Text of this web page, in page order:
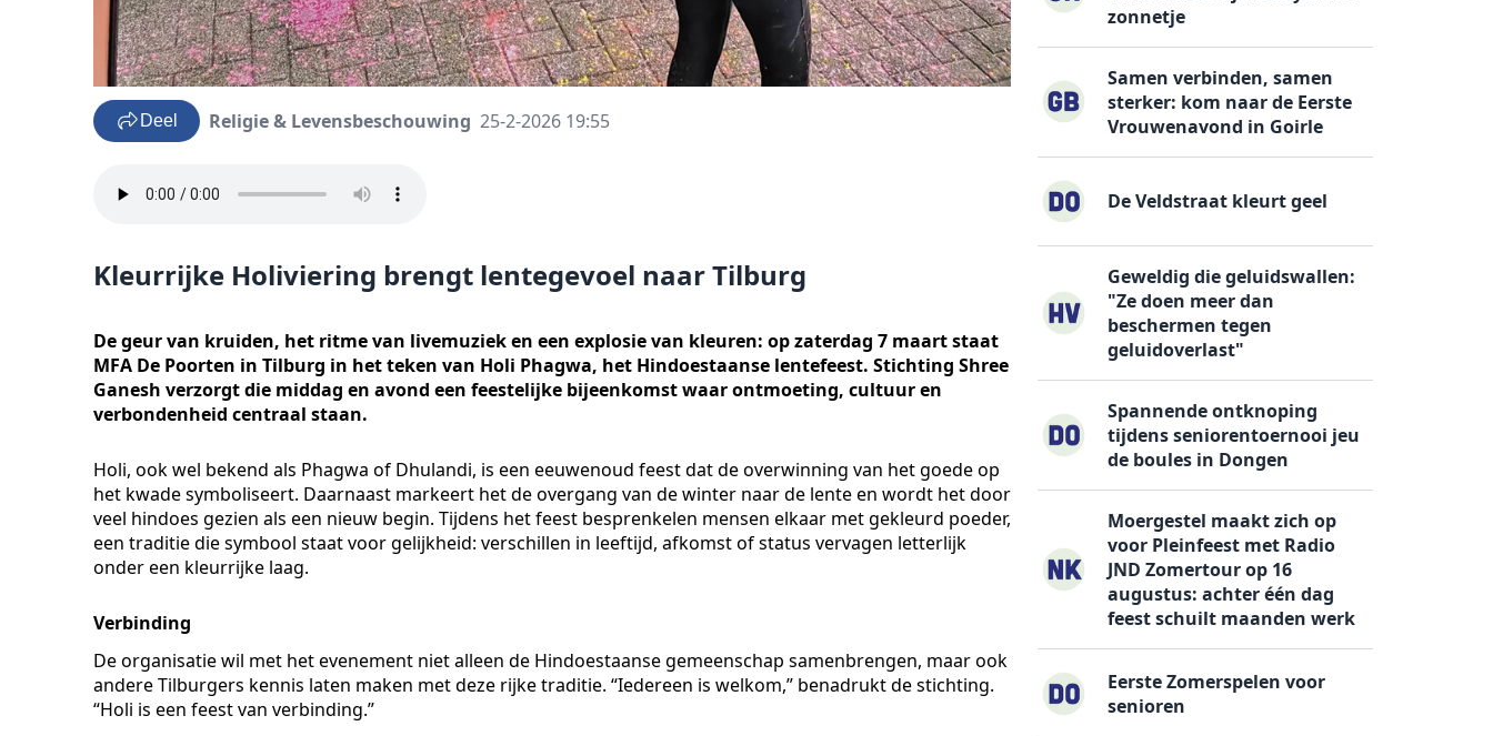
Deel Religie & Levensbeschouwing 25-2-2026 19:55
Kleurrijke Holiviering brengt lentegevoel naar Tilburg
De geur van kruiden, het ritme van livemuziek en een explosie van kleuren: op zaterdag 7 maart staat
MFA De Poorten in Tilburg in het teken van Holi Phagwa, het Hindoestaanse lentefeest. Stichting Shree
Ganesh verzorgt die middag en avond een feestelijke bijeenkomst waar ontmoeting, cultuur en
verbondenheid centraal staan.
Holi, ook wel bekend als Phagwa of Dhulandi, is een eeuwenoud feest dat de overwinning van het goede op
het kwade symboliseert. Daarnaast markeert het de overgang van de winter naar de lente en wordt het door
veel hindoes gezien als een nieuw begin. Tijdens het feest besprenkelen mensen elkaar met gekleurd poeder,
een traditie die symbool staat voor gelijkheid: verschillen in leeftijd, afkomst of status vervagen letterlijk
onder een kleurrijke laag.
Verbinding
De organisatie wil met het evenement niet alleen de Hindoestaanse gemeenschap samenbrengen, maar ook
andere Tilburgers kennis laten maken met deze rijke traditie. “Iedereen is welkom,” benadrukt de stichting.
“Holi is een feest van verbinding.”
zonnetje
Samen verbinden, samen
sterker: kom naar de Eerste
Vrouwenavond in Goirle
De Veldstraat kleurt geel
Geweldig die geluidswallen:
"Ze doen meer dan
beschermen tegen
geluidoverlast"
Spannende ontknoping
tijdens seniorentoernooi jeu
de boules in Dongen
Moergestel maakt zich op
voor Pleinfeest met Radio
JND Zomertour op 16
augustus: achter één dag
feest schuilt maanden werk
Eerste Zomerspelen voor
senioren